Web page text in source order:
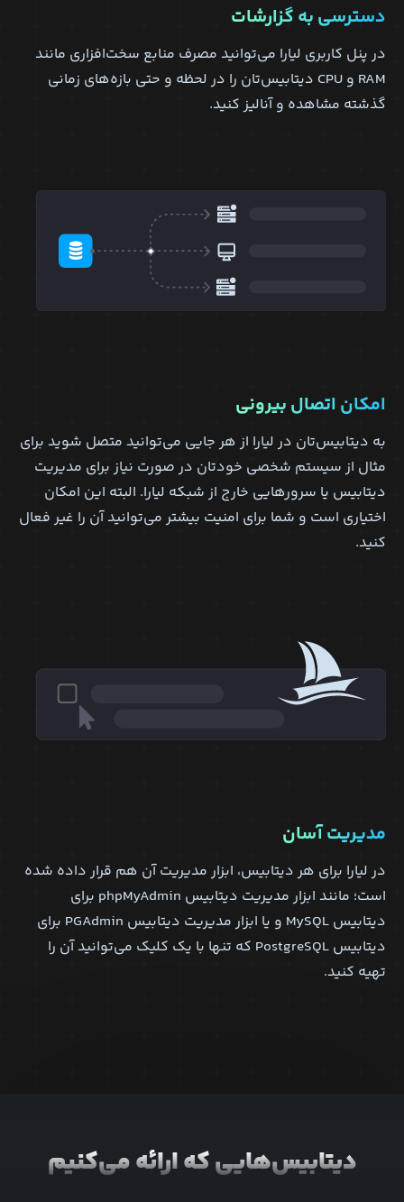
دسترسی به گزارشات
در پنل کاربری لیارا می‌توانید مصرف منابع سخت‌افزاری مانند
RAM و CPU دیتابیس‌تان را در لحظه و حتی بازه‌های زمانی
گذشته مشاهده و آنالیز کنید.
امکان اتصال بیرونی
به دیتابیس‌تان در لیارا از هر جایی می‌توانید متصل شوید برای
مثال از سیستم شخصی خودتان در صورت نیاز برای مدیریت
دیتابیس یا سرور‌هایی خارج از شبکه لیارا. البته این امکان
اختیاری است و شما برای امنیت بیشتر می‌توانید آن را غیر فعال
کنید.
مدیریت آسان
در لیارا برای هر دیتابیس، ابزار مدیریت آن هم قرار داده شده
است؛ مانند ابزار مدیریت دیتابیس phpMyAdmin برای
دیتابیس MySQL و یا ابزار مدیریت دیتابیس PGAdmin برای
دیتابیس PostgreSQL که تنها با یک کلیک می‌توانید آن را
تهیه کنید.
دیتابیس‌هایی که ارائه می‌کنیم